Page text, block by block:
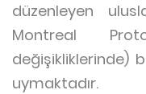
düzenleyen
Montreal
değişikliklerinde)
uymaktadır.